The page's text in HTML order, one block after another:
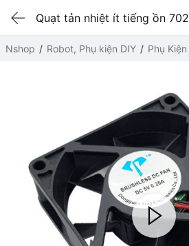
Quạt tản nhiệt ít tiếng ồn
Nshop Robot, Phụ kiện DIY Phụ